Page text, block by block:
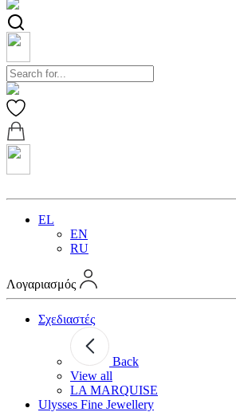
EL
EN
RU
Λογαριασμός
Σχεδιαστές
Back
View all
LA MARQUISE
Ulysses Fine Jewellery